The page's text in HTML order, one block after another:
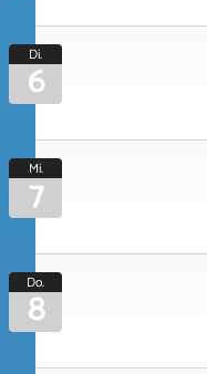
Di.
6
Mi.
7
Do.
8